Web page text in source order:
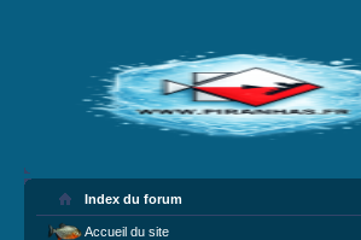
Index du forum
Accueil du site